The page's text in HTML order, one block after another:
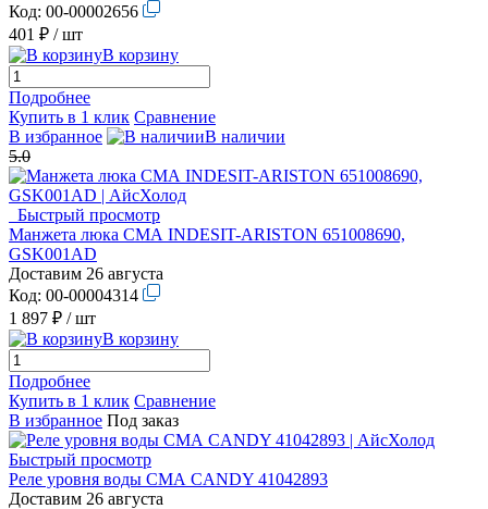
Код: 00-00002656
401 ₽ / шт
В корзину
Подробнее
Купить в 1 клик Сравнение
В избранное
В наличии
5.0
Быстрый просмотр
Манжета люка СМА INDESIT-ARISTON 651008690,
GSK001AD
Доставим 26 августа
Код: 00-00004314
1 897 ₽ / шт
В корзину
Подробнее
Купить в 1 клик Сравнение
В избранное Под заказ
Быстрый просмотр
Реле уровня воды СМА СANDY 41042893
Доставим 26 августа